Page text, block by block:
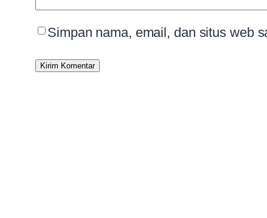
Simpan nama, email, dan situs web